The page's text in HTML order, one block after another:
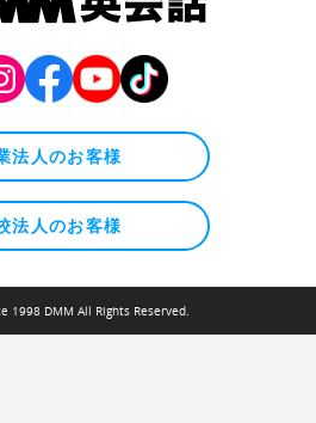
法人のお客様
法人のお客様
1998 DMM All Rights Reserved.